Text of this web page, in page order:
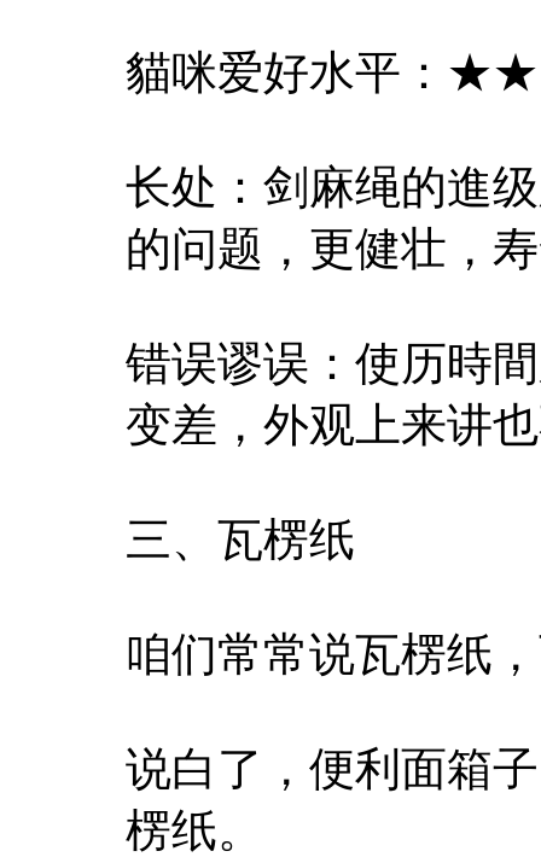
貓咪爱好水平：
长处：剑麻绳的進
的问题，更健壮，
错误谬误：使历時
变差，外观上来讲
三、瓦楞纸
咱们常常说瓦楞纸
说白了，便利面箱
楞纸。